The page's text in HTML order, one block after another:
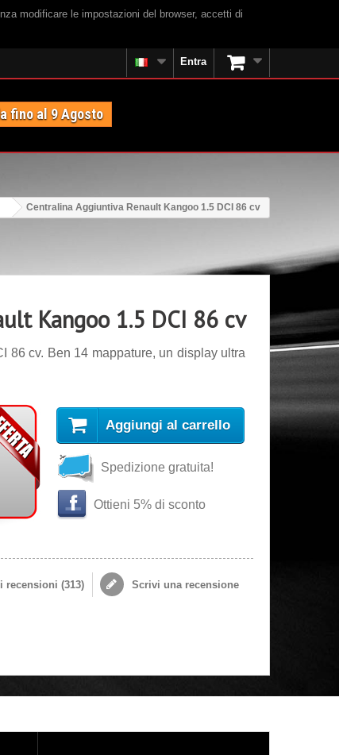
modificare le impostazioni del browser, accetti di
Entra
fino al 9 Agosto
Centralina Aggiuntiva Renault Kangoo 1.5 DCI 86 cv
Kangoo 1.5 DCI 86 cv
86 cv. Ben 14 mappature, un display ultra
Aggiungi al carrello
Spedizione gratuita!
Ottieni 5% di sconto
recensioni (313) Scrivi una recensione